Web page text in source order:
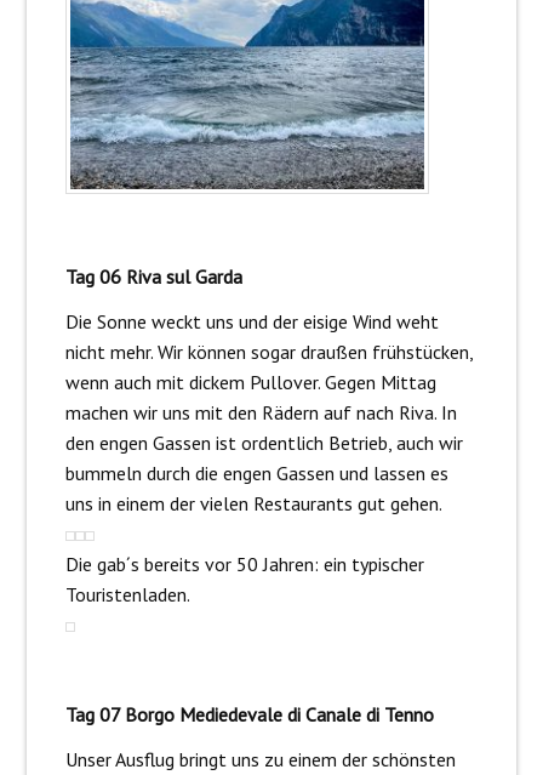
Tag 06 Riva sul Garda
Die Sonne weckt uns und der eisige Wind weht
nicht mehr. Wir können sogar draußen frühstücken,
wenn auch mit dickem Pullover. Gegen Mittag
machen wir uns mit den Rädern auf nach Riva. In
den engen Gassen ist ordentlich Betrieb, auch wir
bummeln durch die engen Gassen und lassen es
uns in einem der vielen Restaurants gut gehen.
Die gab´s bereits vor 50 Jahren: ein typischer
Touristenladen.
Tag 07 Borgo Mediedevale di Canale di Tenno
Unser Ausflug bringt uns zu einem der schönsten